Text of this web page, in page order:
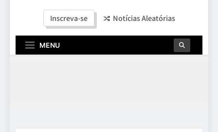
Inscreva-se Notícias Aleatórias
MENU